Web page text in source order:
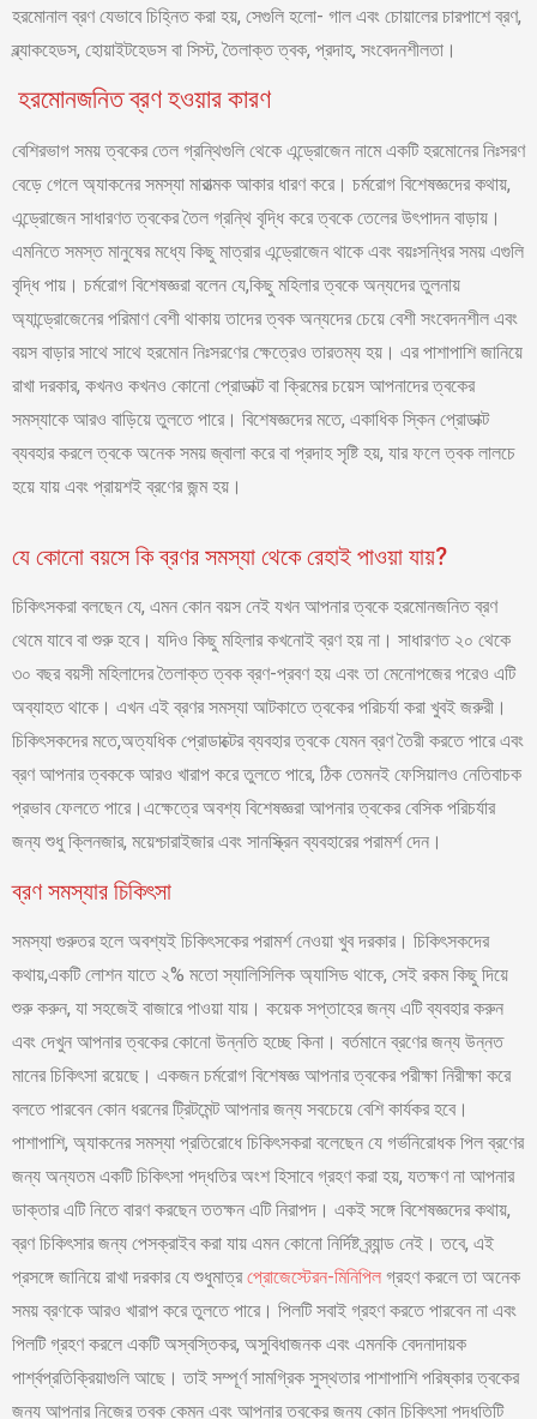
হরমোনাল ব্রণ যেভাবে চিহ্নিত করা হয়, সেগুলি হলো- গাল এবং চোয়ালের চারপাশে ব্রণ,
ব্ল্যাকহেডস, হোয়াইটহেডস বা সিস্ট, তৈলাক্ত ত্বক, প্রদাহ, সংবেদনশীলতা।
হরমোনজনিত ব্রণ হওয়ার কারণ
বেশিরভাগ সময় ত্বকের তেল গ্রন্থিগুলি থেকে এন্ড্রোজেন নামে একটি হরমোনের নিঃসরণ
বেড়ে গেলে অ্যাকনের সমস্যা মারাত্মক আকার ধারণ করে। চর্মরোগ বিশেষজ্ঞদের কথায়,
এন্ড্রোজেন সাধারণত ত্বকের তৈল গ্রন্থি বৃদ্ধি করে ত্বকে তেলের উৎপাদন বাড়ায়।
এমনিতে সমস্ত মানুষের মধ্যে কিছু মাত্রার এন্ড্রোজেন থাকে এবং বয়ঃসন্ধির সময় এগুলি
বৃদ্ধি পায়। চর্মরোগ বিশেষজ্ঞরা বলেন যে,কিছু মহিলার ত্বকে অন্যদের তুলনায়
অ্যান্ড্রোজেনের পরিমাণ বেশী থাকায় তাদের ত্বক অন্যদের চেয়ে বেশী সংবেদনশীল এবং
বয়স বাড়ার সাথে সাথে হরমোন নিঃসরণের ক্ষেত্রেও তারতম্য হয়। এর পাশাপাশি জানিয়ে
রাখা দরকার, কখনও কখনও কোনো প্রোডাক্ট বা ক্রিমের চয়েস আপনাদের ত্বকের
সমস্যাকে আরও বাড়িয়ে তুলতে পারে। বিশেষজ্ঞদের মতে, একাধিক স্কিন প্রোডাক্ট
ব্যবহার করলে ত্বকে অনেক সময় জ্বালা করে বা প্রদাহ সৃষ্টি হয়, যার ফলে ত্বক লালচে
হয়ে যায় এবং প্রায়শই ব্রণের জন্ম হয়।
যে কোনো বয়সে কি ব্রণর সমস্যা থেকে রেহাই পাওয়া যায়?
চিকিৎসকরা বলছেন যে, এমন কোন বয়স নেই যখন আপনার ত্বকে হরমোনজনিত ব্রণ
থেমে যাবে বা শুরু হবে। যদিও কিছু মহিলার কখনোই ব্রণ হয় না। সাধারণত ২০ থেকে
৩০ বছর বয়সী মহিলাদের তৈলাক্ত ত্বক ব্রণ-প্রবণ হয় এবং তা মেনোপজের পরেও এটি
অব্যাহত থাকে। এখন এই ব্রণর সমস্যা আটকাতে ত্বকের পরিচর্যা করা খুবই জরুরী।
চিকিৎসকদের মতে,অত্যধিক প্রোডাক্টের ব্যবহার ত্বকে যেমন ব্রণ তৈরী করতে পারে এবং
ব্রণ আপনার ত্বককে আরও খারাপ করে তুলতে পারে, ঠিক তেমনই ফেসিয়ালও নেতিবাচক
প্রভাব ফেলতে পারে।এক্ষেত্রে অবশ্য বিশেষজ্ঞরা আপনার ত্বকের বেসিক পরিচর্যার
জন্য শুধু ক্লিনজার, ময়েশ্চারাইজার এবং সানস্ক্রিন ব্যবহারের পরামর্শ দেন।
ব্রণ সমস্যার চিকিৎসা
সমস্যা গুরুতর হলে অবশ্যই চিকিৎসকের পরামর্শ নেওয়া খুব দরকার। চিকিৎসকদের
কথায়,একটি লোশন যাতে ২% মতো স্যালিসিলিক অ্যাসিড থাকে, সেই রকম কিছু দিয়ে
শুরু করুন, যা সহজেই বাজারে পাওয়া যায়। কয়েক সপ্তাহের জন্য এটি ব্যবহার করুন
এবং দেখুন আপনার ত্বকের কোনো উন্নতি হচ্ছে কিনা। বর্তমানে ব্রণের জন্য উন্নত
মানের চিকিৎসা রয়েছে। একজন চর্মরোগ বিশেষজ্ঞ আপনার ত্বকের পরীক্ষা নিরীক্ষা করে
বলতে পারবেন কোন ধরনের ট্রিটমেন্ট আপনার জন্য সবচেয়ে বেশি কার্যকর হবে।
পাশাপাশি, অ্যাকনের সমস্যা প্রতিরোধে চিকিৎসকরা বলেছেন যে গর্ভনিরোধক পিল ব্রণের
জন্য অন্যতম একটি চিকিৎসা পদ্ধতির অংশ হিসাবে গ্রহণ করা হয়, যতক্ষণ না আপনার
ডাক্তার এটি নিতে বারণ করছেন ততক্ষন এটি নিরাপদ। একই সঙ্গে বিশেষজ্ঞদের কথায়,
ব্রণ চিকিৎসার জন্য পেসক্রাইব করা যায় এমন কোনো নির্দিষ্ট ব্র্যান্ড নেই। তবে, এই
প্রসঙ্গে জানিয়ে রাখা দরকার যে শুধুমাত্রপ্রোজেস্টেরন-মিনিপিল গ্রহণ করলে তা অনেক
সময় ব্রণকে আরও খারাপ করে তুলতে পারে। পিলটি সবাই গ্রহণ করতে পারবেন না এবং
পিলটি গ্রহণ করলে একটি অস্বস্তিকর, অসুবিধাজনক এবং এমনকি বেদনাদায়ক
পার্শ্বপ্রতিক্রিয়াগুলি আছে। তাই সম্পূর্ণ সামগ্রিক সুস্থতার পাশাপাশি পরিষ্কার ত্বকের
জন্য আপনার নিজের ত্বক কেমন এবং আপনার ত্বকের জন্য কোন চিকিৎসা পদ্ধতিটি